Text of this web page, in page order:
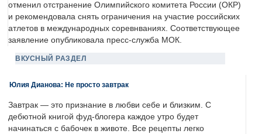
отменил отстранение Олимпийского комитета России (ОКР)
и рекомендовала снять ограничения на участие российских
атлетов в международных соревнваниях. Соответствующее
заявление опубликовала пресс-служба МОК.
ВКУСНЫЙ РАЗДЕЛ
Юлия Дианова: Не просто завтрак
Завтрак — это признание в любви себе и близким. С
дебютной книгой фуд-блогера каждое утро будет
начинаться с бабочек в животе. Все рецепты легко